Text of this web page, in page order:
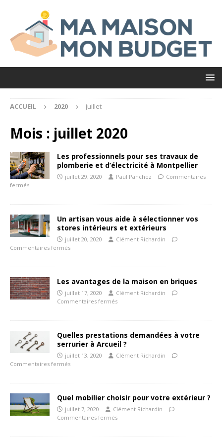
ACCUEIL 2020 juillet
Mois : juillet 2020
Les professionnels pour ses travaux de
plomberie et d’électricité à Montpellier
juillet 29, 2020 Paul Panchez
Commentaires
fermés
Un artisan vous aide à sélectionner vos
stores intérieurs et extérieurs
juillet 20, 2020
Clément Richardin
Commentaires fermés
Les avantages de la maison en briques
juillet 17, 2020
Clément Richardin
Commentaires fermés
Quelles prestations demandées à votre
serrurier à Arcueil ?
juillet 13, 2020
Clément Richardin
Commentaires fermés
Quel mobilier choisir pour votre extérieur ?
juillet 7, 2020
Clément Richardin
Commentaires fermés